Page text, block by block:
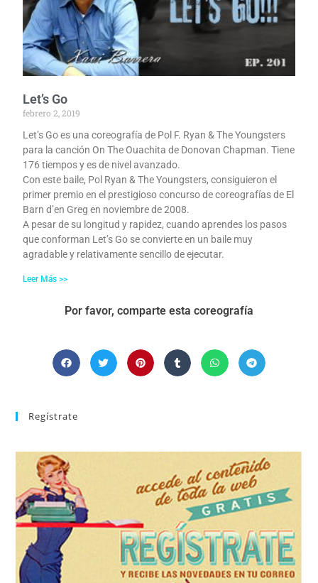
Let’s Go
febrero 2, 2019
Let’s Go es una coreografía de Pol F. Ryan & The Youngsters
para la canción On The Ouachita de Donovan Chapman. Tiene
176 tiempos y es de nivel avanzado.
Con este baile, Pol Ryan & The Youngsters, consiguieron el
primer premio en el prestigioso concurso de coreografías de El
Barn d’en Greg en noviembre de 2008.
A pesar de su longitud y rapidez, cuando aprendes los pasos
que conforman Let’s Go se convierte en un baile muy
agradable y relativamente sencillo de ejecutar.
Leer Más >>
Por favor, comparte esta coreografía
Regístrate
de nuevos bailes. En cualquier momento puedes dar de baja
tu suscripción a la newsletter sin dejar de estar registrado.
REGÍSTRATE